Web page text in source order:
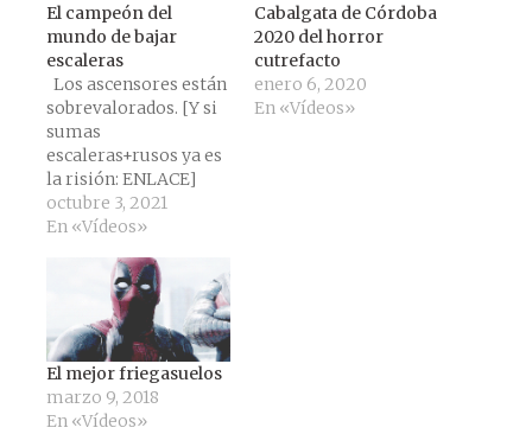
El campeón del
mundo de bajar
escaleras
Los ascensores están
sobrevalorados. [Y si
sumas
escaleras+rusos ya es
la risión: ENLACE]
Fuente: wiselwisel
octubre 3, 2021
En «Vídeos»
Cabalgata de Córdoba
2020 del horror
cutrefacto
enero 6, 2020
En «Vídeos»
El mejor friegasuelos
marzo 9, 2018
En «Vídeos»